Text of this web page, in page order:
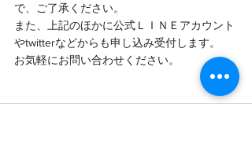
で、ご了承ください。
また、上記のほかに公式ＬＩＮＥアカウント
やtwitterなどからも申し込み受付します。
お気軽にお問い合わせください。